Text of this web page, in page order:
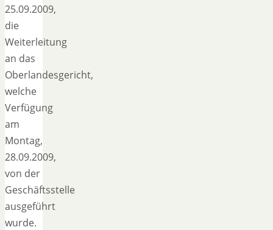
25.09.2009,
die
Weiterleitung
an das
Oberlandesgericht,
welche
Verfügung
am
Montag,
28.09.2009,
von der
Geschäftsstelle
ausgeführt
wurde.